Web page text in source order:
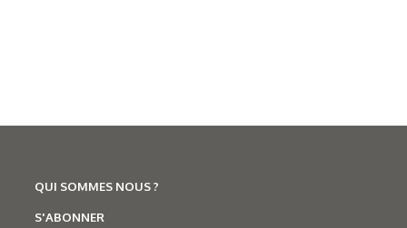
QUI SOMMES NOUS ?
S'ABONNER